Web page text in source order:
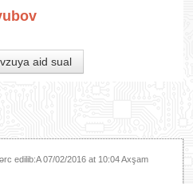
aid sual
edilib:A07/02/2016 at 10:04 Axşam